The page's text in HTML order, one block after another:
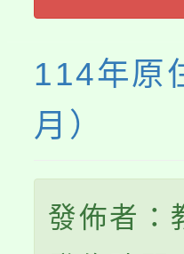
114年原
月）
發佈者：